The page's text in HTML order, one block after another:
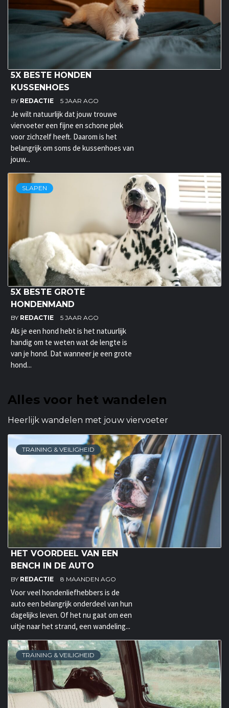
5X BESTE HONDEN
KUSSENHOES
BY REDACTIE 5 JAAR AGO
Je wilt natuurlijk dat jouw trouwe
viervoeter een fijne en schone plek
voor zichzelf heeft. Daarom is het
belangrijk om soms de kussenhoes van
jouw...
SLAPEN
5X BESTE GROTE
HONDENMAND
BY REDACTIE 5 JAAR AGO
Als je een hond hebt is het natuurlijk
handig om te weten wat de lengte is
van je hond. Dat wanneer je een grote
hond...
Alles voor het wandelen
Heerlijk wandelen met jouw viervoeter
TRAINING & VEILIGHEID
HET VOORDEEL VAN EEN
BENCH IN DE AUTO
BY REDACTIE 8 MAANDEN AGO
Voor veel hondenliefhebbers is de
auto een belangrijk onderdeel van hun
dagelijks leven. Of het nu gaat om een
uitje naar het strand, een wandeling...
TRAINING & VEILIGHEID